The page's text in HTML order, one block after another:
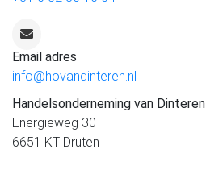
Email adres
info@hovandinteren.nl
Handelsonderneming van Dinteren
Energieweg 30
6651 KT Druten